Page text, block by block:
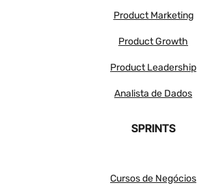
Product Marketing
Product Growth
Product Leadership
Analista de Dados
SPRINTS
Cursos de Negócios